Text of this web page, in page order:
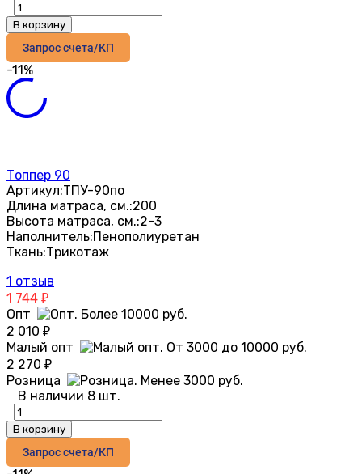
В корзину
Запрос счета/КП
-11%
Топпер 90
Артикул:ТПУ-90по
Длина матраса, см.:200
Высота матраса, см.:2-3
Наполнитель:Пенополиуретан
Ткань:Трикотаж
1 отзыв
1 744 ₽
Опт
2 010 ₽
Малый опт
2 270 ₽
Розница
В наличии 8 шт.
В корзину
Запрос счета/КП